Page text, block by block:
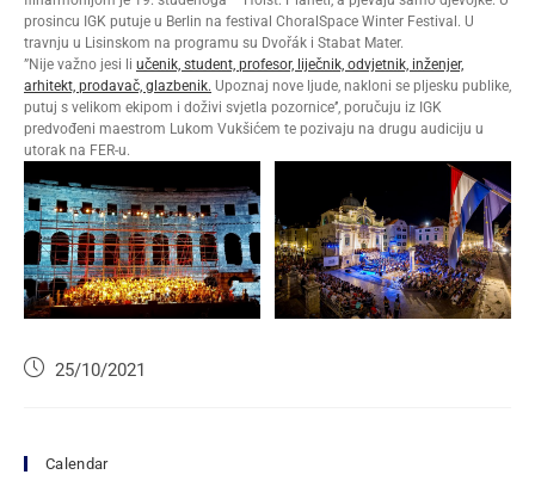
prosincu IGK putuje u Berlin na festival ChoralSpace Winter Festival. U
travnju u Lisinskom na programu su Dvořák i Stabat Mater.
”Nije važno jesi li učenik, student, profesor, liječnik, odvjetnik, inženjer,
arhitekt, prodavač, glazbenik. Upoznaj nove ljude, nakloni se pljesku publike,
putuj s velikom ekipom i doživi svjetla pozornice’’, poručuju iz IGK
predvođeni maestrom Lukom Vukšićem te pozivaju na drugu audiciju u
utorak na FER-u.
25/10/2021
Calendar